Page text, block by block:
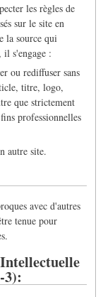
les règles de
sur le site en
la source qui
s'engage :
ou rediffuser sans
titre, logo,
que strictement
professionnelles
autre site.
avec d'autres
tenue pour
3):